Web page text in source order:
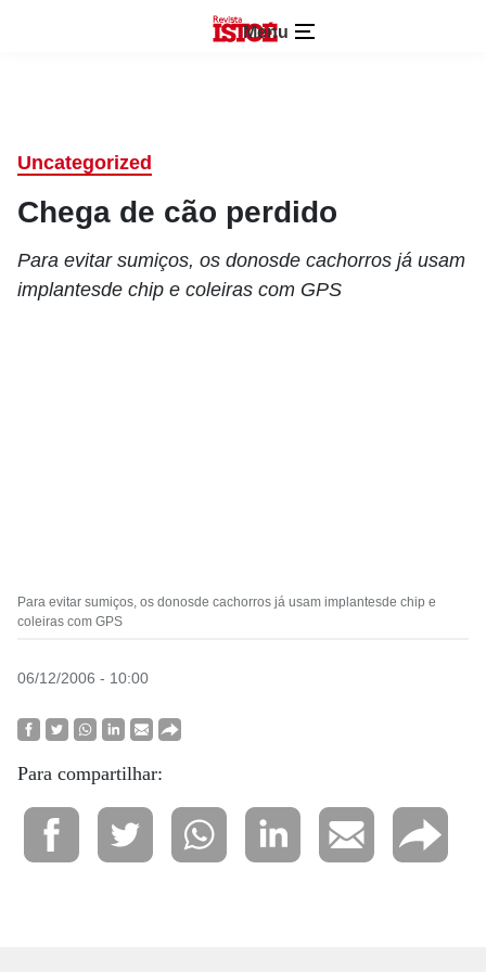
Menu
Uncategorized
Chega de cão perdido
Para evitar sumiços, os donosde cachorros já usam
implantesde chip e coleiras com GPS
Para evitar sumiços, os donosde cachorros já usam implantesde chip e
coleiras com GPS
06/12/2006 - 10:00
Para compartilhar: